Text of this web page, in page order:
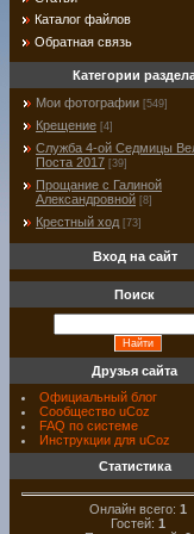
Каталог файлов
Обратная связь
Категории
Мои фотографии [549]
Крещение [4]
Служба 4-ой Седмицы
Поста 2017 [39]
Прощание с Галиной
Александровной [8]
Крестный ход [73]
Вход на сайт
Поиск
Друзья сайта
Официальный блог
Сообщество uCoz
FAQ по системе
Инструкции для uCoz
Статистика
Онлайн всего: 1
Гостей: 1